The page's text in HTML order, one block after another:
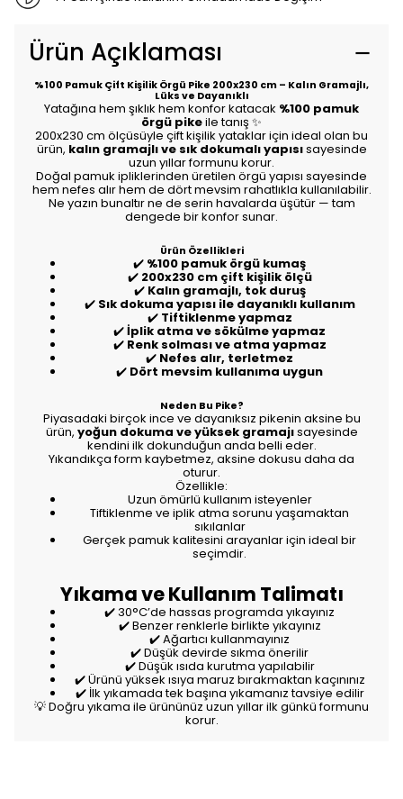
Ürün Açıklaması
%100 Pamuk Çift Kişilik Örgü Pike 200x230 cm – Kalın Gramajlı,
Lüks ve Dayanıklı
Yatağına hem şıklık hem konfor katacak %100 pamuk
örgü pikeile tanış ✨
200x230 cm ölçüsüyle çift kişilik yataklar için ideal olan bu
ürün, kalın gramajlı ve sık dokumalı yapısısayesinde
uzun yıllar formunu korur.
Doğal pamuk ipliklerinden üretilen örgü yapısı sayesinde
hem nefes alır hem de dört mevsim rahatlıkla kullanılabilir.
Ne yazın bunaltır ne de serin havalarda üşütür — tam
dengede bir konfor sunar.
Ürün Özellikleri
✔️ %100 pamuk örgü kumaş
✔️ 200x230 cm çift kişilik ölçü
✔️ Kalın gramajlı, tok duruş
✔️ Sık dokuma yapısı ile dayanıklı kullanım
✔️ Tiftiklenme yapmaz
✔️İplik atma ve sökülme yapmaz
✔️ Renk solması ve atma yapmaz
✔️ Nefes alır, terletmez
✔️ Dört mevsim kullanıma uygun
Neden Bu Pike?
Piyasadaki birçok ince ve dayanıksız pikenin aksine bu
ürün, yoğun dokuma ve yüksek gramajısayesinde
kendini ilk dokunduğun anda belli eder.
Yıkandıkça form kaybetmez, aksine dokusu daha da
oturur.
Özellikle:
Uzun ömürlü kullanım isteyenler
Tiftiklenme ve iplik atma sorunu yaşamaktan
sıkılanlar
Gerçek pamuk kalitesini arayanlariçin ideal bir
seçimdir.
Yıkama ve Kullanım Talimatı
✔️ 30°C’de hassas programda yıkayınız
✔️ Benzer renklerle birlikte yıkayınız
✔️ Ağartıcı kullanmayınız
✔️ Düşük devirde sıkma önerilir
✔️ Düşük ısıda kurutma yapılabilir
✔️ Ürünü yüksek ısıya maruz bırakmaktan kaçınınız
✔️ İlk yıkamada tek başına yıkamanız tavsiye edilir
💡 Doğru yıkama ile ürününüz uzun yıllar ilk günkü formunu
korur.